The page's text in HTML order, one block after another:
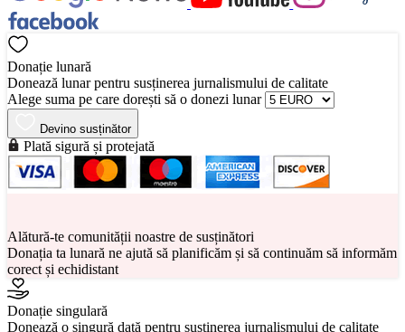
Donație lunară
Donează lunar pentru susținerea jurnalismului de calitate
Alege suma pe care dorești să o donezi lunar
Devino susținător
Plată sigură și protejată
Alătură-te comunității noastre de susținători
Donația ta lunară ne ajută să planificăm și să continuăm să informăm
corect și echidistant
Donație singulară
Donează o singură dată pentru susținerea jurnalismului de calitate